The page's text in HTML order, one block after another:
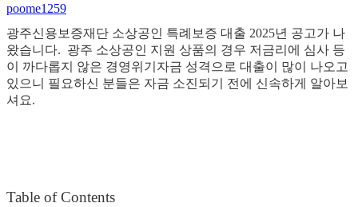
poome1259
광주신용보증재단 소상공인 특례보증 대출 2025년 공고가 나
왔습니다. 광주 소상공인 지원 상품의 경우 저금리에 심사 등
이 까다롭지 않은 경영위기자금 성격으로 대출이 많이 나오고
있으니 필요하신 분들은 자금 소진되기 전에 신속하게 알아보
셔요.
Table of Contents